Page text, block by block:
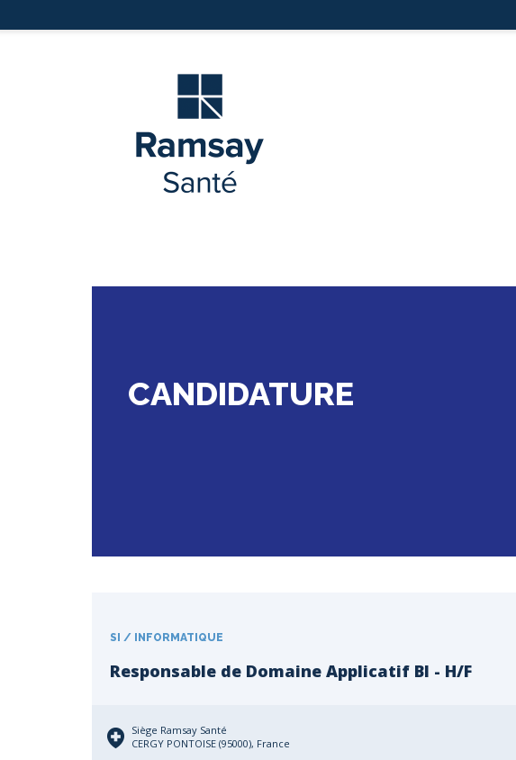
CANDIDATURE
SI / INFORMATIQUE
Responsable de Domaine Applicatif BI - H/F
Siège Ramsay Santé
CERGY PONTOISE (95000), France